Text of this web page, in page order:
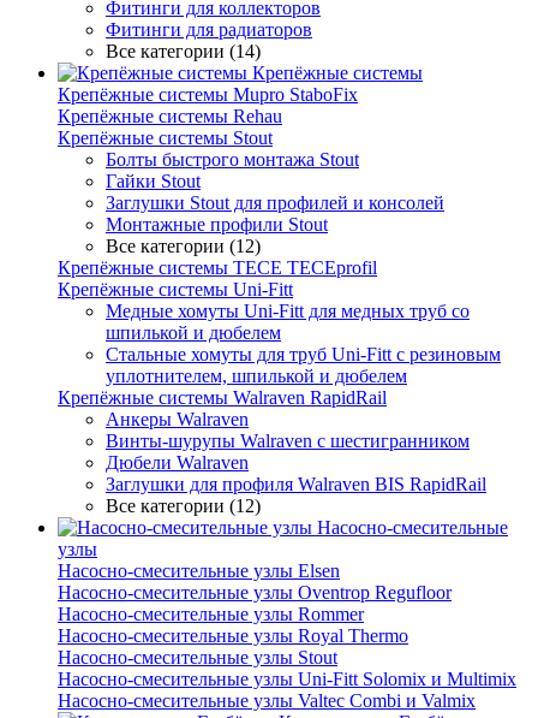
Фитинги для коллекторов
Фитинги для радиаторов
Все категории (14)
Крепёжные системы
Крепёжные системы Mupro StaboFix
Крепёжные системы Rehau
Крепёжные системы Stout
Болты быстрого монтажа Stout
Гайки Stout
Заглушки Stout для профилей и консолей
Монтажные профили Stout
Все категории (12)
Крепёжные системы TECE TECEprofil
Крепёжные системы Uni-Fitt
Медные хомуты Uni-Fitt для медных труб со
шпилькой и дюбелем
Стальные хомуты для труб Uni-Fitt с резиновым
уплотнителем, шпилькой и дюбелем
Крепёжные системы Walraven RapidRail
Анкеры Walraven
Винты-шурупы Walraven с шестигранником
Дюбели Walraven
Заглушки для профиля Walraven BIS RapidRail
Все категории (12)
Насосно-смесительные
узлы
Насосно-смесительные узлы Elsen
Насосно-смесительные узлы Oventrop Regufloor
Насосно-смесительные узлы Rommer
Насосно-смесительные узлы Royal Thermo
Насосно-смесительные узлы Stout
Насосно-смесительные узлы Uni-Fitt Solomix и Multimix
Насосно-смесительные узлы Valtec Combi и Valmix